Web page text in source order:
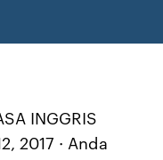
INGGRIS
2017 · Anda